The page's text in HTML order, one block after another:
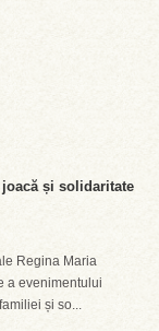
și solidaritate
Regina Maria
a evenimentului
și so...